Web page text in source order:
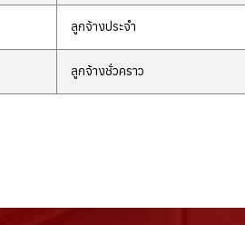
ลูกจ้างประจำ
ลูกจ้างชั่วคราว
ากร